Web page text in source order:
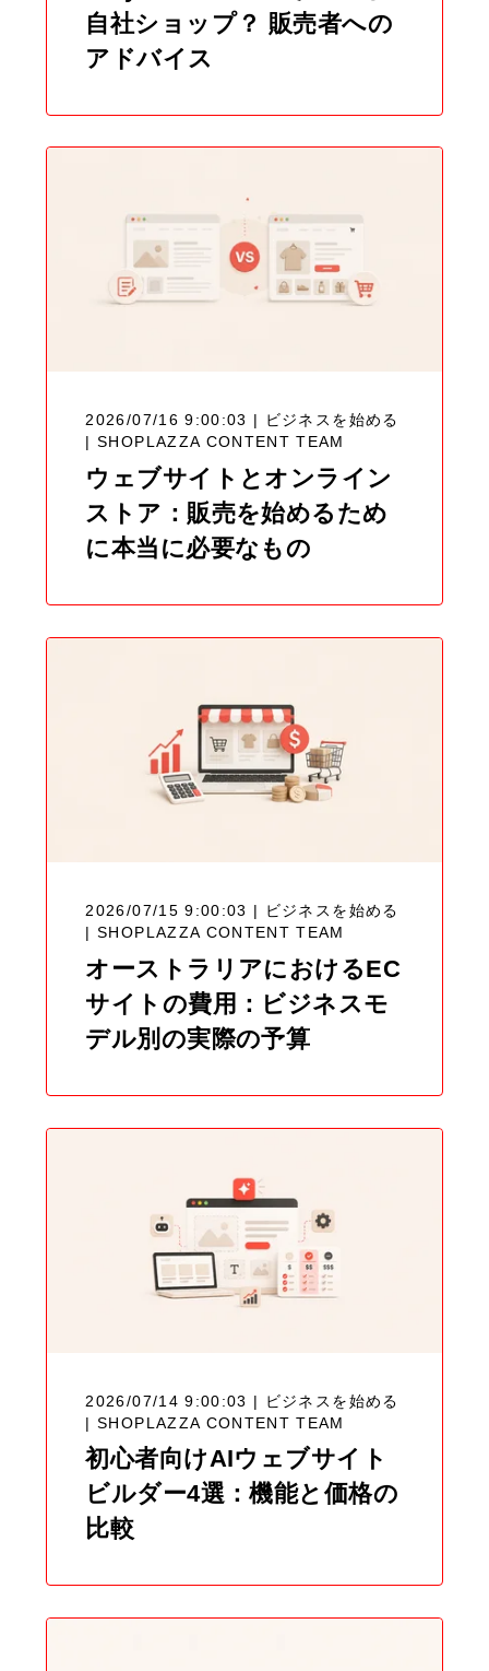
自社ショップ？ 販売者への
アドバイス
2026/07/16 9:00:03 | ビジネスを始める
|SHOPLAZZA CONTENT TEAM
ウェブサイトとオンライン
ストア：販売を始めるため
に本当に必要なもの
2026/07/15 9:00:03 | ビジネスを始める
|SHOPLAZZA CONTENT TEAM
オーストラリアにおけるEC
サイトの費用：ビジネスモ
デル別の実際の予算
2026/07/14 9:00:03 | ビジネスを始める
|SHOPLAZZA CONTENT TEAM
初心者向けAIウェブサイト
ビルダー4選：機能と価格の
比較